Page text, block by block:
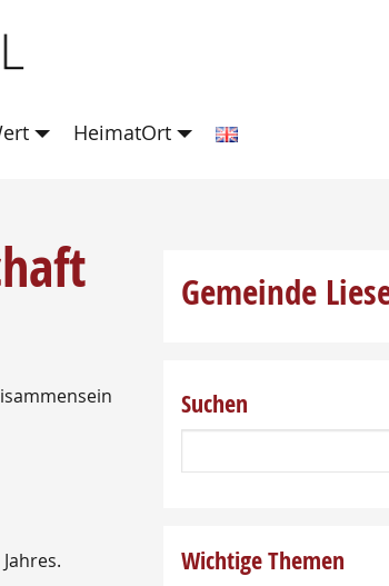
HeimatOrt
Gemeinde
Suchen
Wichtige Themen